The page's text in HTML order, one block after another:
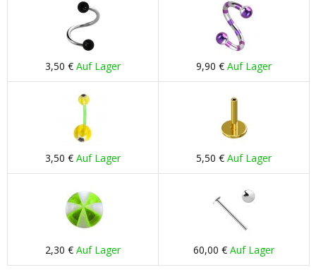
3,50 € Auf Lager 9,90 € Auf Lager
3,50 € Auf Lager 5,50 € Auf Lager
2,30 € Auf Lager 60,00 € Auf Lager